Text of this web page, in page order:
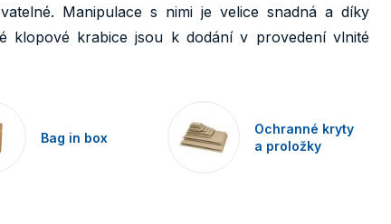
Manipulace s nimi je velice snadná a díky
klopové krabice jsou k dodání v provedení vlnité
Bag in box
Ochranné kryty
a proložky